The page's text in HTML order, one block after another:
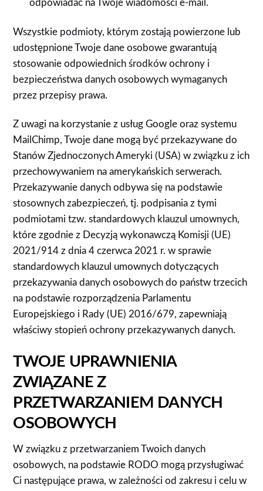
odpowiadać na Twoje wiadomości e-mail.
Wszystkie podmioty, którym zostają powierzone lub
udostępnione Twoje dane osobowe gwarantują
stosowanie odpowiednich środków ochrony i
bezpieczeństwa danych osobowych wymaganych
przez przepisy prawa.
Z uwagi na korzystanie z usług Google oraz systemu
MailChimp, Twoje dane mogą być przekazywane do
Stanów Zjednoczonych Ameryki (USA) w związku z ich
przechowywaniem na amerykańskich serwerach.
Przekazywanie danych odbywa się na podstawie
stosownych zabezpieczeń, tj. podpisania z tymi
podmiotami tzw. standardowych klauzul umownych,
które zgodnie z Decyzją wykonawczą Komisji (UE)
2021/914 z dnia 4 czerwca 2021 r. w sprawie
standardowych klauzul umownych dotyczących
przekazywania danych osobowych do państw trzecich
na podstawie rozporządzenia Parlamentu
Europejskiego i Rady (UE) 2016/679, zapewniają
właściwy stopień ochrony przekazywanych danych.
TWOJE UPRAWNIENIA
ZWIĄZANE Z
PRZETWARZANIEM DANYCH
OSOBOWYCH
W związku z przetwarzaniem Twoich danych
osobowych, na podstawie RODO mogą przysługiwać
Ci następujące prawa, w zależności od zakresu i celu w